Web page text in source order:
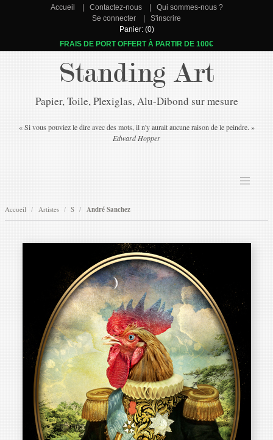
Accueil Contactez-nous
Qui sommes-nous ?
Se connecter
S'inscrire
Panier: (0)
FRAIS DE PORT OFFERT À PARTIR DE 100€
Standing Art
Papier, Toile, Plexiglas, Alu-Dibond sur mesure
« Si vous pouviez le dire avec des mots, il n'y aurait aucune raison de le peindre. »
Edward Hopper
Accueil Artistes S André Sanchez